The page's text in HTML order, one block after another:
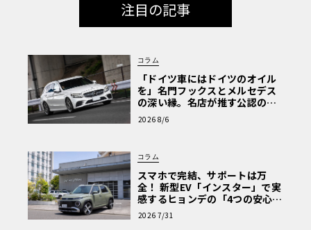
注目の記事
コラム
「ドイツ車にはドイツのオイル
を」名門フックスとメルセデス
の深い縁。名店が推す公認の安
心と、Cクラスで味わうシルキー
な走り〈PR〉
2026 8/6
コラム
スマホで完結、サポートは万
全！ 新型EV「インスター」で実
感するヒョンデの「4つの安心」
【第1回・ヒョンデ6つの疑問：
Why? Hyundai?】〈PR〉
2026 7/31